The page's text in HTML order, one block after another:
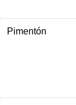
Pimentón